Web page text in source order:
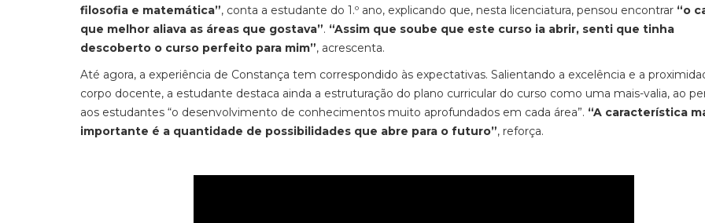
filosofia e matemática”, conta a estudante do 1.º ano, explicando que, nesta licenciatura, pensou encontrar “o
que melhor aliava as áreas que gostava”. “Assim que soube que este curso ia abrir, senti que tinha
descoberto o curso perfeito para mim”, acrescenta.
Até agora, a experiência de Constança tem correspondido às expectativas. Salientando a excelência e a
corpo docente, a estudante destaca ainda a estruturação do plano curricular do curso como uma mais-valia, ao
aos estudantes “o desenvolvimento de conhecimentos muito aprofundados em cada área”. “A característica
importante é a quantidade de possibilidades que abre para o futuro”, reforça.